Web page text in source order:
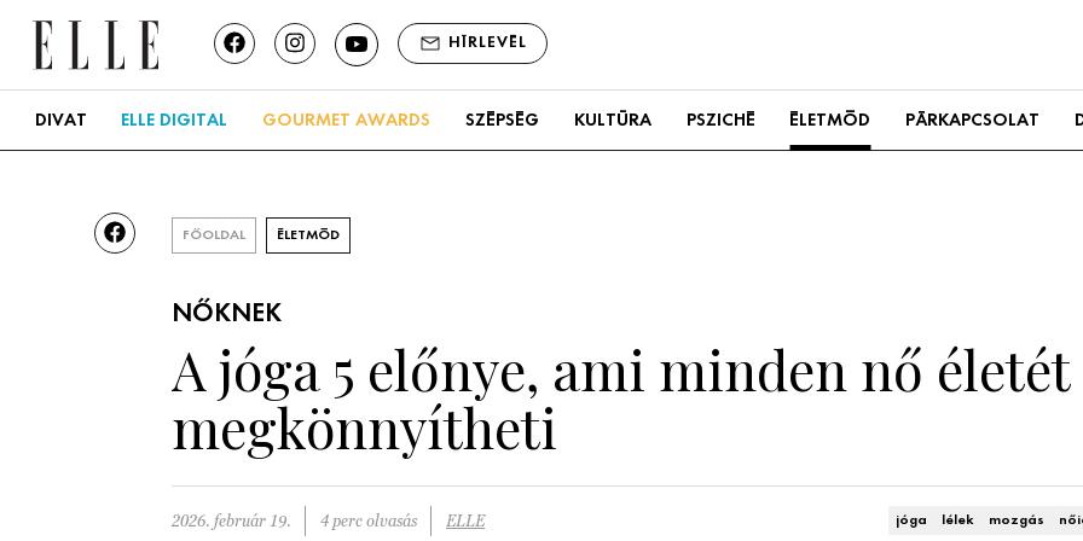
HÍRLEVÉL
DIVAT ELLE DIGITAL GOURMET AWARDS SZÉPSÉG KULTÚRA PSZICHÉ ÉLETMÓD PÁRKAPCSOLAT
FŐOLDAL ÉLETMÓD
NŐKNEK
A jóga 5 előnye, ami minden nő életét
megkönnyítheti
2026. február 19. 4 perc olvasás ELLE jóga lélek mozgás